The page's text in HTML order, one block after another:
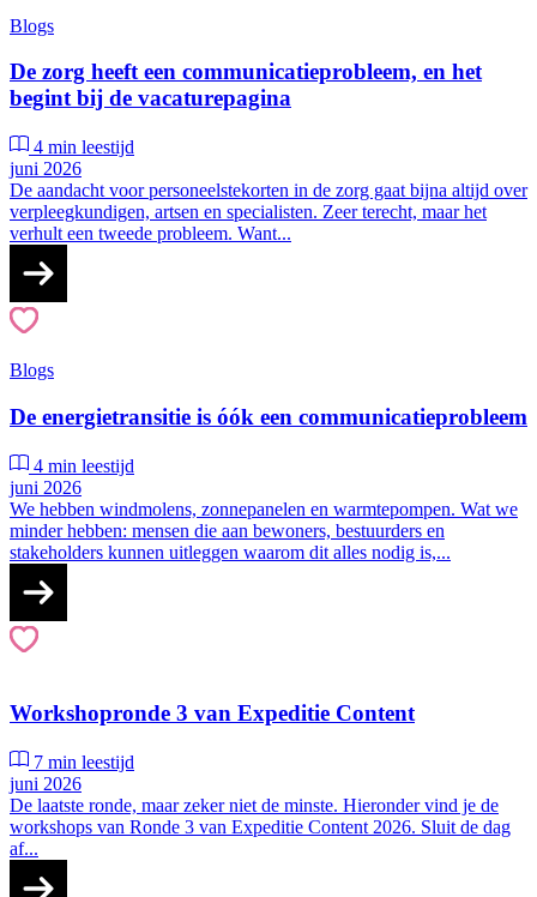
Blogs
De zorg heeft een communicatieprobleem, en het
begint bij de vacaturepagina
4 min leestijd
juni 2026
De aandacht voor personeelstekorten in de zorg gaat bijna altijd over
verpleegkundigen, artsen en specialisten. Zeer terecht, maar het
verhult een tweede probleem. Want...
Blogs
De energietransitie is óók een communicatieprobleem
4 min leestijd
juni 2026
We hebben windmolens, zonnepanelen en warmtepompen. Wat we
minder hebben: mensen die aan bewoners, bestuurders en
stakeholders kunnen uitleggen waarom dit alles nodig is,...
Workshopronde 3 van Expeditie Content
7 min leestijd
juni 2026
De laatste ronde, maar zeker niet de minste. Hieronder vind je de
workshops van Ronde 3 van Expeditie Content 2026. Sluit de dag
af...